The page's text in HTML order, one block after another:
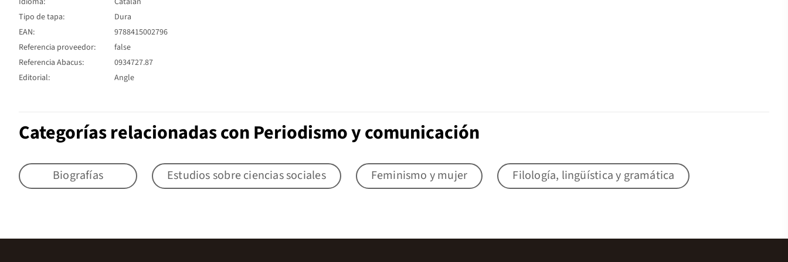
Tipo de tapa:
Dura
EAN:
9788415002796
Referencia proveedor:
false
Referencia Abacus:
0934727.87
Editorial:
Angle
Categorías relacionadas con Periodismo y comunicación
Biografías Estudios sobre ciencias sociales Feminismo y mujer Filología, lingüística y gramática